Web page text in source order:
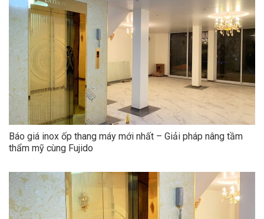
Báo giá inox ốp thang máy mới nhất – Giải pháp nâng tầm
thẩm mỹ cùng Fujido